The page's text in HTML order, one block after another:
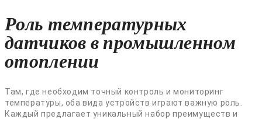
Роль температурных
датчиков в промышленном
отоплении
Там, где необходим точный контроль и мониторинг
температуры, оба вида устройств играют важную роль.
Каждый предлагает уникальный набор преимуществ и